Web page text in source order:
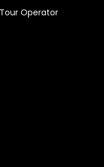
Operator